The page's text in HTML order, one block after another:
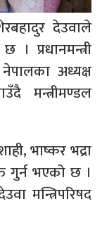
देउवाले
। प्रधानमन्त्री
नेपालका अध्यक्ष
मन्त्रीमण्डल
भाष्कर भद्रा
गुर्न भएको छ ।
मन्त्रिपरिषद